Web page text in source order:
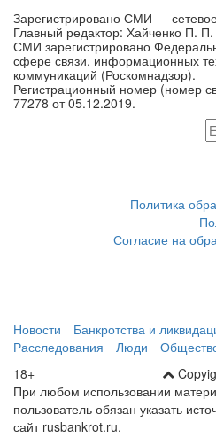
Зарегистрировано СМИ —
Главный редактор: Хайченко П. П.
СМИ зарегистрировано
сфере связи, информационных
коммуникаций (Роскомнадзор).
Регистрационный номер (номер
77278 от 05.12.2019.
Политика
Согласие на
Новости Банкротства и
Расследования
Люди
18+
При любом использовании
пользователь обязан указать
сайт rusbankrot.ru.